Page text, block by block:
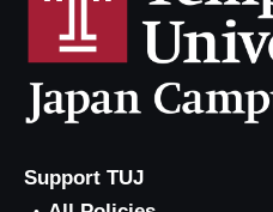
Support TUJ